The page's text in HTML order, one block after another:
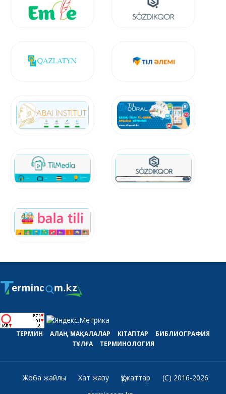
ТЕРМИН АЛАҢ МАҚАЛАЛАР КІТАПТАР
БИБЛИОГРАФИЯ
ТҰЛҒА
ТЕРМИНОЛОГИЯ
Жоба жайлы Хат жазу Құжаттар
(C) 2016-2026